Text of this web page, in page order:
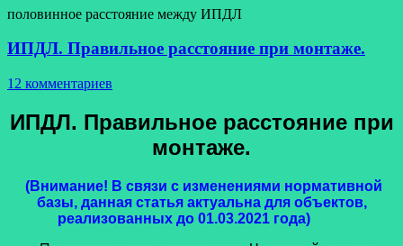
половинное расстояние между ИПДЛ
ИПДЛ. Правильное расстояние при монтаже.
12 комментариев
ИПДЛ. Правильное расстояние при
монтаже.
(Внимание! В связи с изменениями нормативной
базы, данная статья актуальна для объектов,
реализованных до 01.03.2021 года)